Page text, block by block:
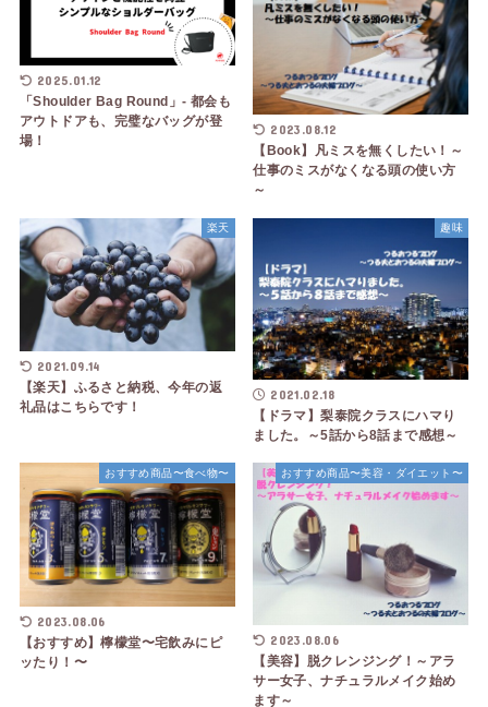
2025.01.12
「Shoulder Bag Round」- 都会も
アウトドアも、完璧なバッグが登
場！
2023.08.12
【Book】凡ミスを無くしたい！～
仕事のミスがなくなる頭の使い方
～
楽天
2021.09.14
【楽天】ふるさと納税、今年の返
礼品はこちらです！
趣味
2021.02.18
【ドラマ】梨泰院クラスにハマり
ました。～5話から8話まで感想～
おすすめ商品〜食べ物〜
2023.08.06
【おすすめ】檸檬堂〜宅飲みにピ
ッたり！〜
おすすめ商品〜美容・ダイエット〜
2023.08.06
【美容】脱クレンジング！～アラ
サー女子、ナチュラルメイク始め
ます～